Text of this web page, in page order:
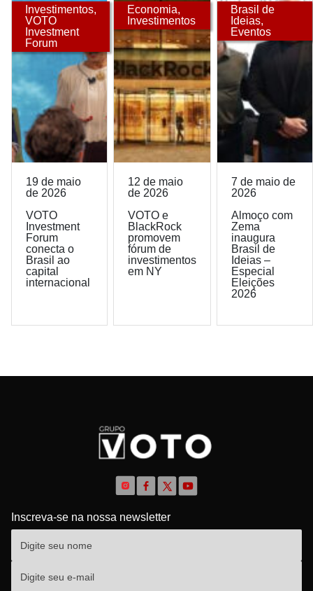
Investimentos,
VOTO
Investment
Forum
19 de maio
de 2026
VOTO
Investment
Forum
conecta o
Brasil ao
capital
internacional
Economia,
Investimentos
12 de maio
de 2026
VOTO e
BlackRock
promovem
fórum de
investimentos
em NY
Brasil de
Ideias,
Eventos
7 de maio de
2026
Almoço com
Zema
inaugura
Brasil de
Ideias –
Especial
Eleições
2026
Inscreva-se na nossa newsletter